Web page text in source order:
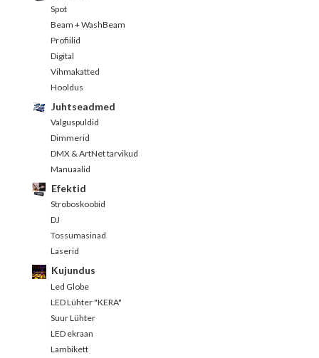
Spot
Beam + WashBeam
Profiilid
Digital
Vihmakatted
Hooldus
Juhtseadmed
Valguspuldid
Dimmerid
DMX & ArtNet tarvikud
Manuaalid
Efektid
Stroboskoobid
DJ
Tossumasinad
Laserid
Kujundus
Led Globe
LED Lühter "KERA"
Suur Lühter
LED ekraan
Lambikett